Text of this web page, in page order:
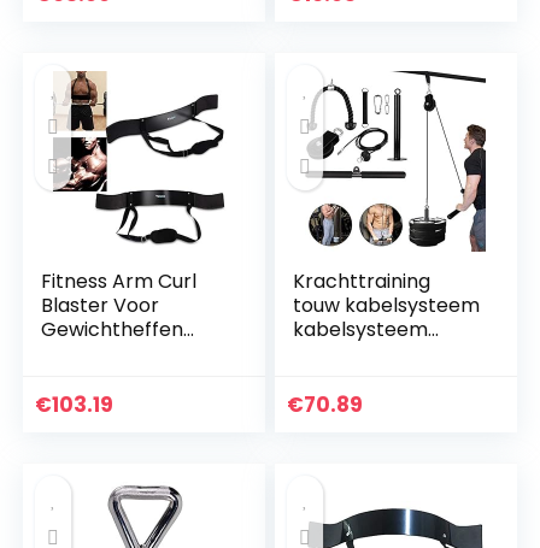
Fitness Arm Curl
Blaster Voor
Gewichtheffen
Ondersteuning
€103.19
Krachttraining
touw kabelsysteem
kabelsysteem
machine 2
€70.89